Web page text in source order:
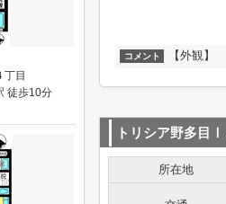
コメント 【外観】
トリシア野多目Ⅰ
所在地
丁目
徒歩10分